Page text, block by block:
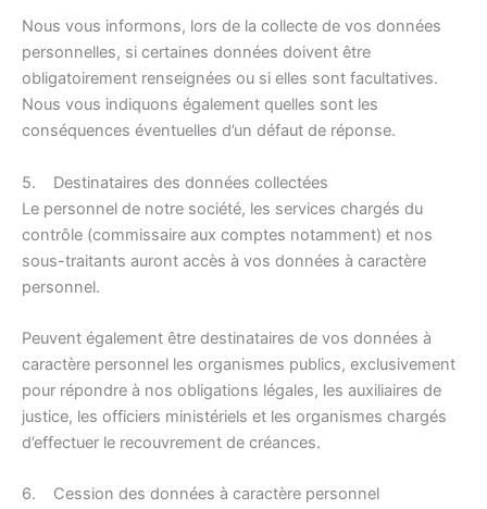
Nous vous informons, lors de la collecte de vos données
personnelles, si certaines données doivent être
obligatoirement renseignées ou si elles sont facultatives.
Nous vous indiquons également quelles sont les
conséquences éventuelles d’un défaut de réponse.
5. Destinataires des données collectées
Le personnel de notre société, les services chargés du
contrôle (commissaire aux comptes notamment) et nos
sous-traitants auront accès à vos données à caractère
personnel.
Peuvent également être destinataires de vos données à
caractère personnel les organismes publics, exclusivement
pour répondre à nos obligations légales, les auxiliaires de
justice, les officiers ministériels et les organismes chargés
d’effectuer le recouvrement de créances.
6. Cession des données à caractère personnel